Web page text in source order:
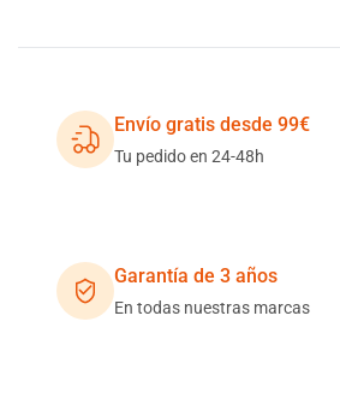
Envío gratis desde 99€
Tu pedido en 24-48h
Garantía de 3 años
En todas nuestras marcas